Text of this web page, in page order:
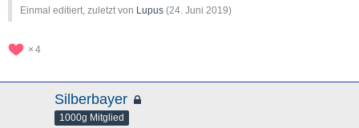
Einmal editiert, zuletzt von Lupus (24. Juni 2019)
4
Silberbayer
1000g Mitglied